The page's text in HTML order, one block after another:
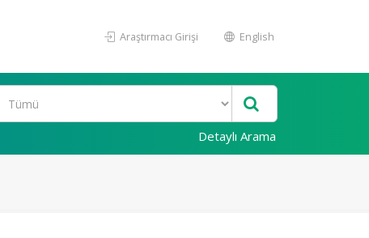
Araştırmacı Girişi English
Detaylı Arama